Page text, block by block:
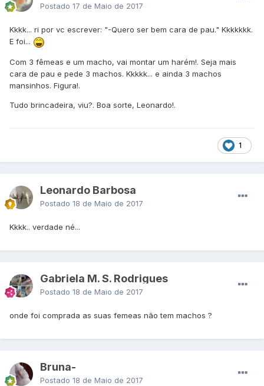
Postado 17 de Maio de 2017
Kkkk... ri por vc escrever: "-Quero ser bem cara de pau." Kkkkkkk.
E foi...
Com 3 fêmeas e um macho, vai montar um harém!. Seja mais
cara de pau e pede 3 machos. Kkkkk... e ainda 3 machos
mansinhos. Figura!.
Tudo brincadeira, viu?. Boa sorte, Leonardo!.
1
Leonardo Barbosa
Postado 18 de Maio de 2017
Kkkk.. verdade né...
Gabriela M. S. Rodrigues
Postado 18 de Maio de 2017
onde foi comprada as suas femeas não tem machos ?
Bruna-
Postado 18 de Maio de 2017